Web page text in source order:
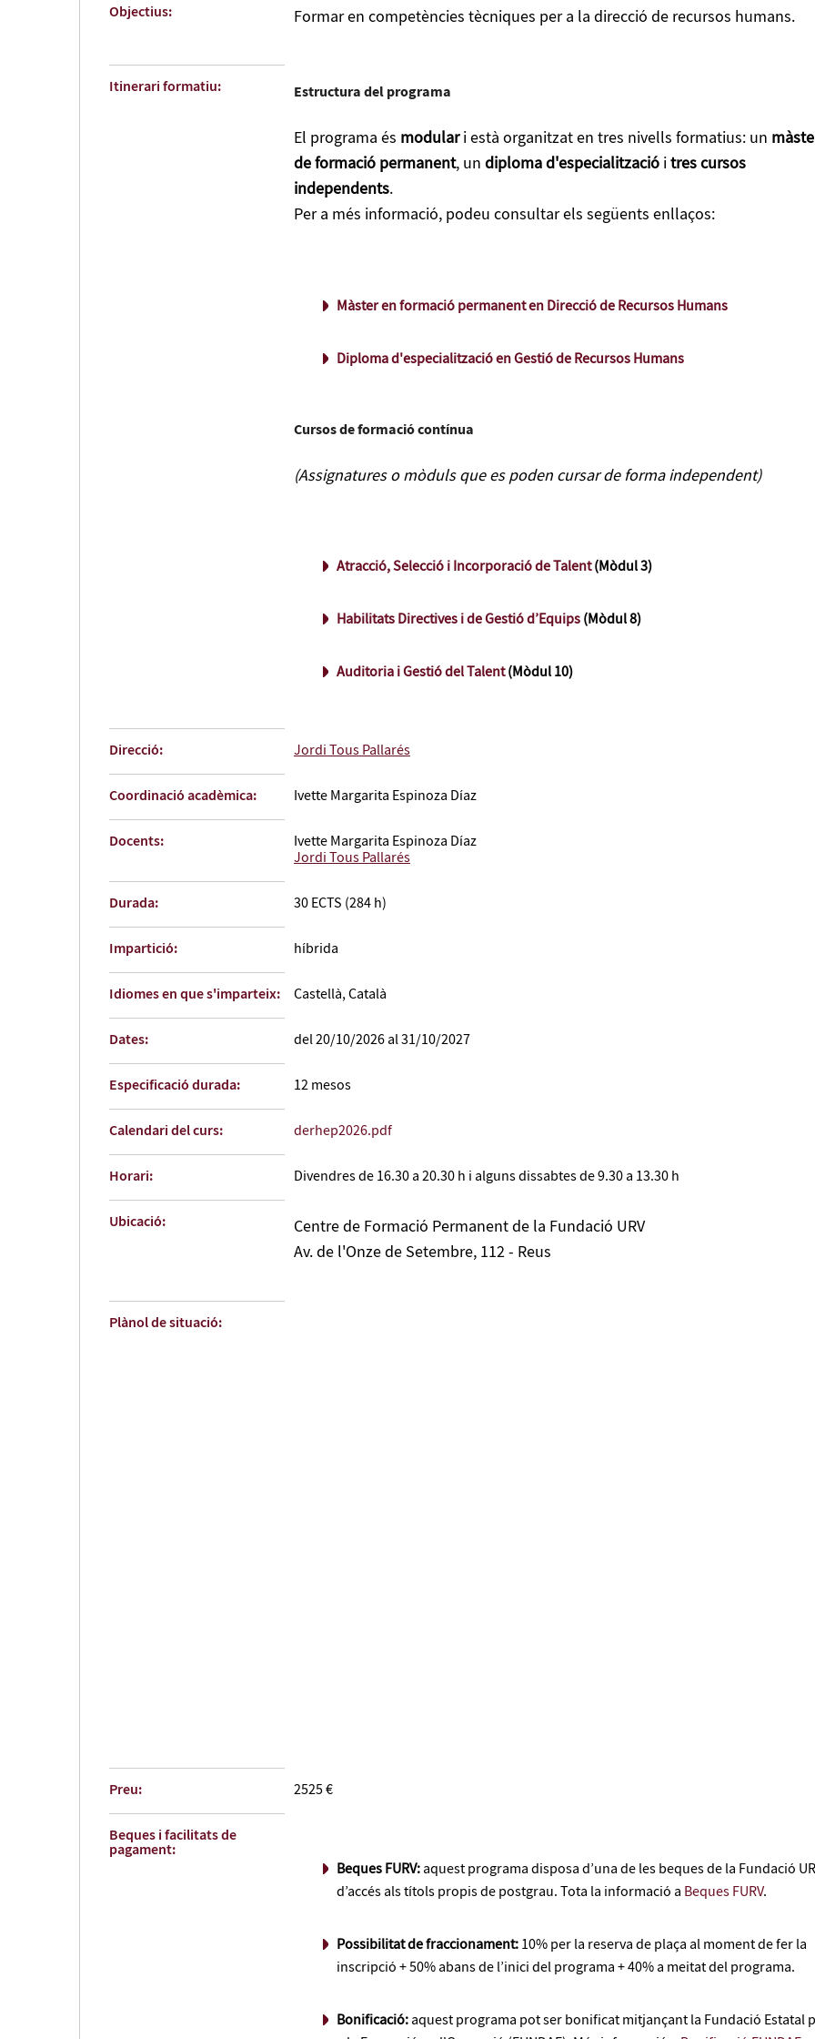
Amb eldiploma d'especialització en Gestió de Recursos Humansvolem
humans especialitzats en: auditoria dels recursos i de la gestió, qualitat del
intel·lectual, cerca de talents i acompanyament i creixement professional
les persones.
Objectius: Formar en competències tècniques per a la direcció de recursos humans.
Itinerari formatiu: Estructura del programa
El programa és modulari està organitzat en tres nivells formatius: un
de formació permanent, un diploma d'especialitzacióitres cursos
independents.
Per a més informació, podeu consultar els següents enllaços:
Màster en formació permanent en Direcció de Recursos Humans
Diploma d'especialització en Gestió de Recursos Humans
Cursos de formació contínua
(Assignatures o mòduls que es poden cursar de forma independent)
Atracció, Selecció i Incorporació de Talent(Mòdul 3)
Habilitats Directives i de Gestió d’Equips(Mòdul 8)
Auditoria i Gestió del Talent(Mòdul 10)
Direcció: Jordi Tous Pallarés
Coordinació acadèmica: Ivette Margarita Espinoza Díaz
Docents:
Ivette Margarita Espinoza Díaz
Jordi Tous Pallarés
Durada: 30 ECTS (284 h)
Impartició: híbrida
Idiomes en que s'imparteix: Castellà, Català
Dates: del 20/10/2026 al 31/10/2027
Especificació durada: 12 mesos
Calendari del curs: derhep2026.pdf
Horari: Divendres de 16.30 a 20.30 h i alguns dissabtes de 9.30 a 13.30 h
Ubicació:
Centre de Formació Permanent de la Fundació URV
Av. de l'Onze de Setembre, 112 - Reus
Plànol de situació:
Preu: 2525 €
Beques i facilitats de
pagament:
Beques FURV:aquest programa disposa d’una de les beques de la Fundació
d’accés als títols propis de postgrau. Tota la informació a Beques FURV.
Possibilitat de fraccionament:10% per la reserva de plaça al moment de fer la
inscripció + 50% abans de l’inici del programa + 40% a meitat del programa.
Bonificació:aquest programa pot ser bonificat mitjançant la Fundació Estatal